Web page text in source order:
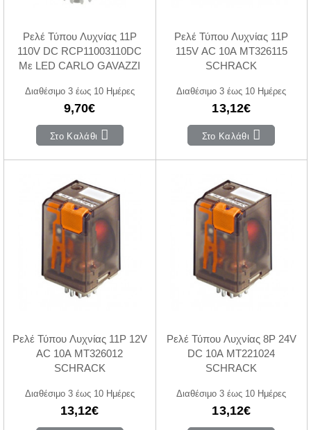
Ρελέ Τύπου Λυχνίας 11P
110V DC RCP11003110DC
Με LED CARLO GAVAZZI
Διαθέσιμο 3 έως 10 Ημέρες
9,70€
Στο Καλάθι
Ρελέ Τύπου Λυχνίας 11P
115V ΑC 10A MT326115
SCHRACK
Διαθέσιμο 3 έως 10 Ημέρες
13,12€
Στο Καλάθι
Ρελέ Τύπου Λυχνίας 11P 12V
ΑC 10A MT326012
SCHRACK
Διαθέσιμο 3 έως 10 Ημέρες
13,12€
Ρελέ Τύπου Λυχνίας 8P 24V
DC 10A MT221024
SCHRACK
Διαθέσιμο 3 έως 10 Ημέρες
13,12€